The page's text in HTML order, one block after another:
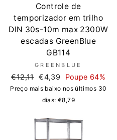
Controle de
temporizador em trilho
DIN 30s-10m max 2300W
escadas GreenBlue
GB114
GREENBLUE
Preço
normal
€12,11 Preço
de
saldo
€4,39 Poupe 64%
Preço mais baixo nos últimos 30
dias: €8,79